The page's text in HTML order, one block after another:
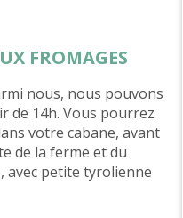
FROMAGES
nous, nous pouvons
de 14h. Vous pourrez
votre cabane, avant
de la ferme et du
avec petite tyrolienne